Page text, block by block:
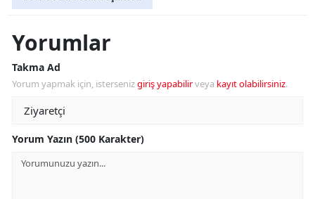
Yorumlar
Takma Ad
Yorum yapmak için, istersenizgiriş yapabilirveya kayıt olabilirsiniz.
Yorum Yazın (500 Karakter)